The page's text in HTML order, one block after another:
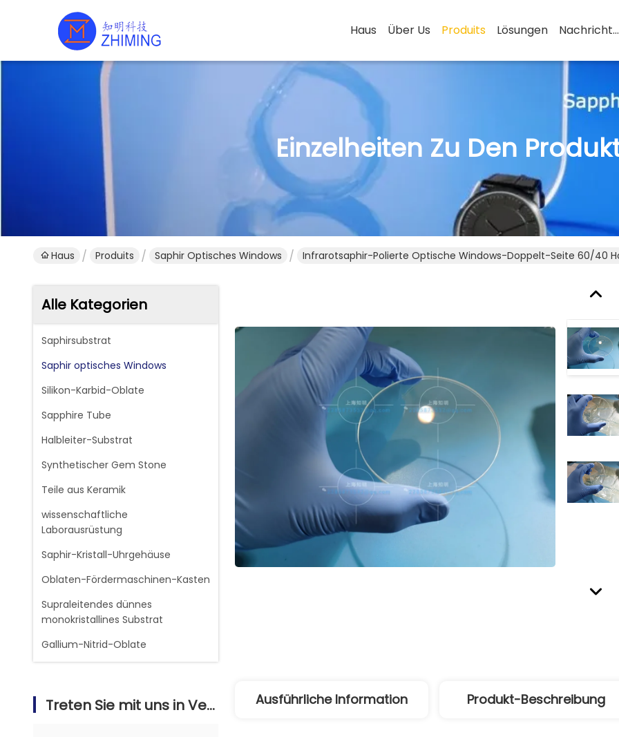
Haus Über Us Produits Lösungen Nachrichten
Einzelheiten Zu Den
Haus Produits Saphir Optisches Windows Infrarotsaphir-Polierte Optische Windows-Doppelt-Seite 60/40
Alle Kategorien
Saphirsubstrat
Saphir optisches Windows
Silikon-Karbid-Oblate
Sapphire Tube
Halbleiter-Substrat
Synthetischer Gem Stone
Teile aus Keramik
wissenschaftliche
Laborausrüstung
Saphir-Kristall-Uhrgehäuse
Oblaten-Fördermaschinen-Kasten
Supraleitendes dünnes
monokristallines Substrat
Gallium-Nitrid-Oblate
Treten Sie mit uns in Verbindung Ausführliche Information Produkt-Beschreibung